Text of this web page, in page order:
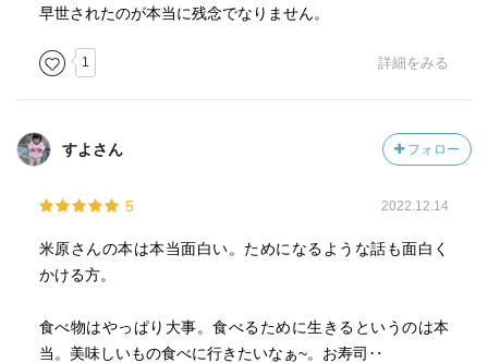
早世されたのが本当に残念でなりません。
1 詳細をみる
すよさん フォロー
5 2022.12.14
米原さんの本は本当面白い。ためになるような話も面白く
かける方。
食べ物はやっぱり大事。食べるために生きるというのは本
当。美味しいもの食べに行きたいなぁ~。お寿司‥